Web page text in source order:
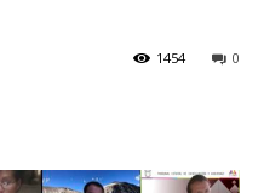
0
1454